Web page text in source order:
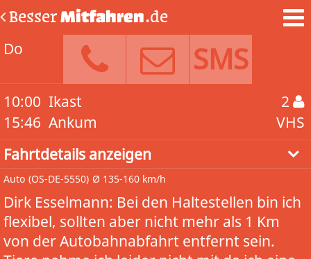
BesserMitfahren.de
Do
SMS
10:00
15:46
Ikast
Ankum
2
VHS
Fahrtdetails anzeigen
Auto (OS-DE-5550) Ø 135-160 km/h
Dirk Esselmann: Bei den Haltestellen bin ich
flexibel, sollten aber nicht mehr als 1 Km
von der Autobahnabfahrt entfernt sein.